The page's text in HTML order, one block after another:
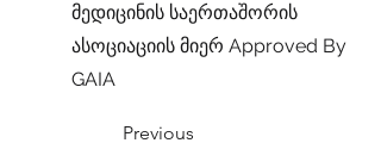
მედიცინის საერთაშორის
ასოციაციის მიერ Approved By
GAIA
Previous